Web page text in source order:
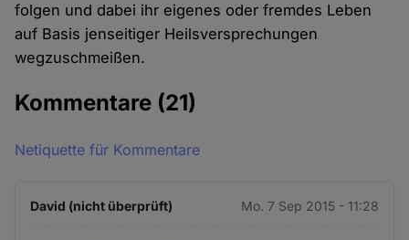
folgen und dabei ihr eigenes oder fremdes Leben
auf Basis jenseitiger Heilsversprechungen
wegzuschmeißen.
Kommentare (21)
Netiquette für Kommentare
David (nicht überprüft) Mo. 7 Sep 2015 - 11:28